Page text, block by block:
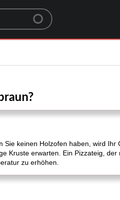
Sie keinen Holzofen haben, wird Ihr
Kruste erwarten. Ein Pizzateig, der
zu erhöhen.